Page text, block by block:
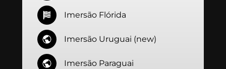
Imersão Flórida
Imersão Uruguai (new)
Imersão Paraguai